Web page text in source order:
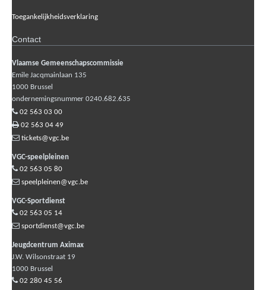
Toegankelijkheidsverklaring
Contact
Vlaamse Gemeenschapscommissie
Emile Jacqmainlaan 135
1000 Brussel
ondernemingsnummer 0240.682.635
02 563 03 00
02 563 04 49
tickets@vgc.be
VGC-speelpleinen
02 563 05 80
speelpleinen@vgc.be
VGC-Sportdienst
02 563 05 14
sportdienst@vgc.be
Jeugdcentrum Aximax
J.W. Wilsonstraat 19
1000 Brussel
02 280 45 56